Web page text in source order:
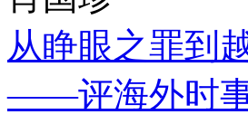
从睁眼之罪到
——评海外时事